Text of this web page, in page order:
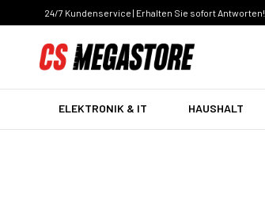
24/7 Kundenservice | Erhalten Sie sofort Antworten!
ELEKTRONIK & IT HAUSHALT